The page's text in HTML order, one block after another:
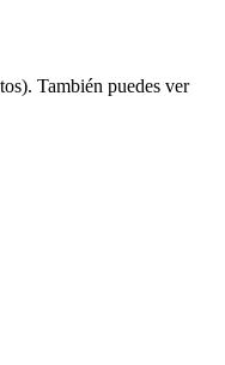
También puedes ver